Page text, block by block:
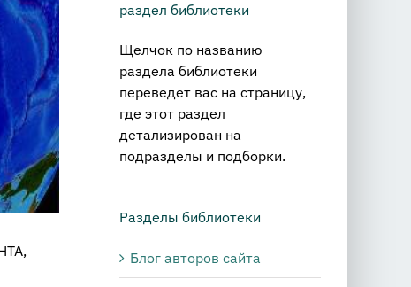
раздел библиотеки
Щелчок по названию
раздела библиотеки
переведет вас на страницу,
где этот раздел
детализирован на
подразделы и подборки.
Разделы библиотеки
Блог авторов сайта